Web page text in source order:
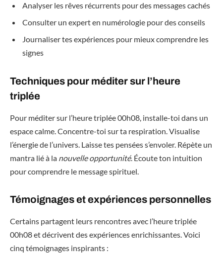
Analyser les rêves récurrents pour des messages cachés
Consulter un expert en numérologie pour des conseils
Journaliser tes expériences pour mieux comprendre les
signes
Techniques pour méditer sur l’heure
triplée
Pour méditer sur l’heure triplée 00h08, installe-toi dans un
espace calme. Concentre-toi sur ta respiration. Visualise
l’énergie de l’univers. Laisse tes pensées s’envoler. Répète un
mantra lié à la nouvelle opportunité. Écoute ton intuition
pour comprendre le message spirituel.
Témoignages et expériences personnelles
Certains partagent leurs rencontres avec l’heure triplée
00h08 et décrivent des expériences enrichissantes. Voici
cinq témoignages inspirants :